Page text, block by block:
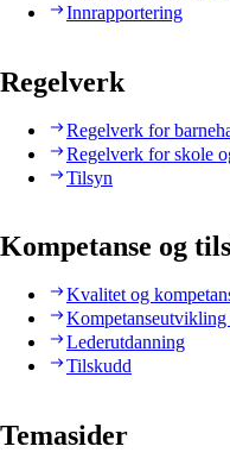
Innrapportering
Regelverk
Regelverk for
Regelverk for skole
Tilsyn
Kompetanse og
Kvalitet og
Lederutdanning
Tilskudd
Temasider